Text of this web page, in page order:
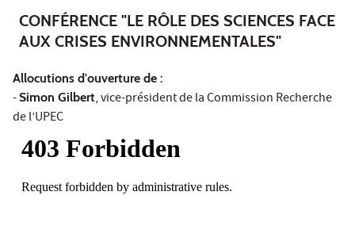
CONFÉRENCE "LE RÔLE DES SCIENCES FACE
AUX CRISES ENVIRONNEMENTALES"
Allocutions d'ouverture de :
-Simon Gilbert, vice-président de la Commission Recherche
de l’UPEC